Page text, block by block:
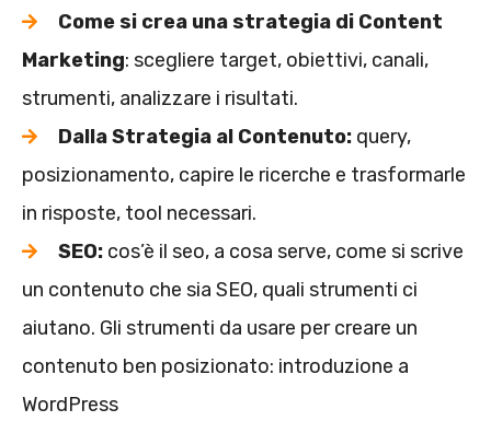
Come si crea una strategia di Content
Marketing: scegliere target, obiettivi, canali,
strumenti, analizzare i risultati.
Dalla Strategia al Contenuto: query,
posizionamento, capire le ricerche e trasformarle
in risposte, tool necessari.
SEO: cos’è il seo, a cosa serve, come si scrive
un contenuto che sia SEO, quali strumenti ci
aiutano. Gli strumenti da usare per creare un
contenuto ben posizionato: introduzione a
WordPress